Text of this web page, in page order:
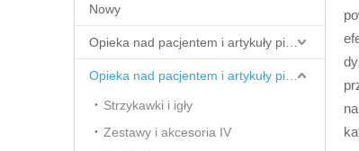
Nowy
Strzykawki i igły
Zestawy i akcesoria IV